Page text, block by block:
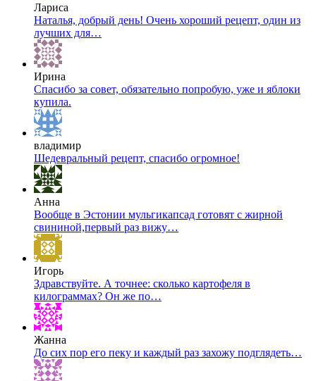
Лариса
Наталья, добрый день! Очень хороший рецепт, один из
лучших для…
Ирина
Спасибо за совет, обязательно попробую, уже и яблоки
купила.
владимир
Шедевральный рецепт, спасибо огромное!
Анна
Вообще в Эстонии мульгикапсад готовят с жирной
свининой,первый раз вижу…
Игорь
Здравствуйте. А точнее: сколько картофеля в
килограммах? Он же по…
Жанна
До сих пор его пеку и каждый раз захожу подглядеть…